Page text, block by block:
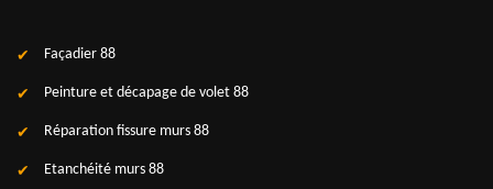
Façadier 88
Peinture et décapage de volet 88
Réparation fissure murs 88
Etanchéité murs 88